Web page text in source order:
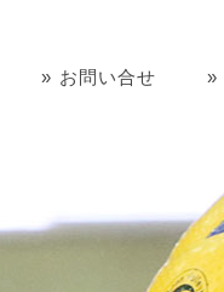
お問い合せ